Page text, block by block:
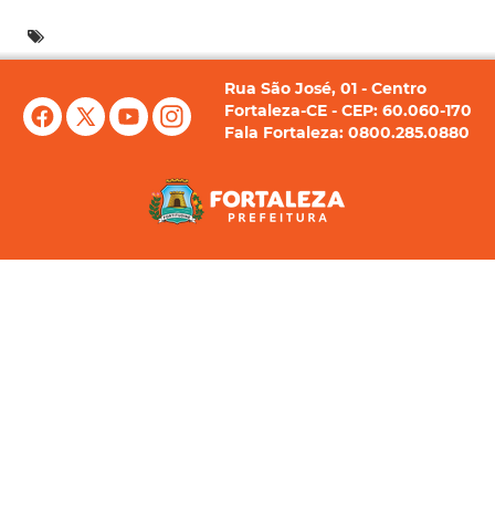
Rua São José, 01 - Centro
Fortaleza-CE - CEP: 60.060-170
Fala Fortaleza: 0800.285.0880